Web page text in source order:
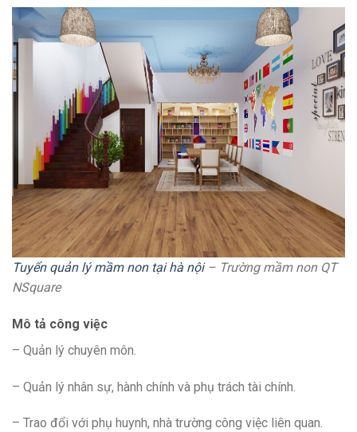
Tuyển quản lý mầm non tại hà nội– Trường mầm non QT
NSquare
Mô tả công việc
– Quản lý chuyên môn.
– Quản lý nhân sự, hành chính và phụ trách tài chính.
– Trao đổi với phụ huynh, nhà trường công việc liên quan.